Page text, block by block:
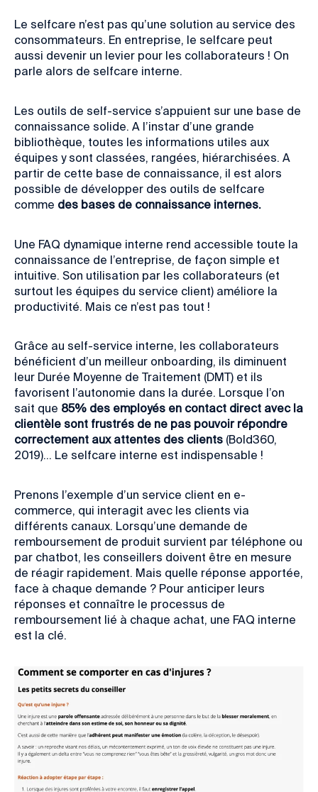
Le selfcare n’est pas qu’une solution au service des
consommateurs. En entreprise, le selfcare peut
aussi devenir un levier pour les collaborateurs ! On
parle alors de selfcare interne.
Les outils de self-service s’appuient sur une base de
connaissance solide. A l’instar d’une grande
bibliothèque, toutes les informations utiles aux
équipes y sont classées, rangées, hiérarchisées. A
partir de cette base de connaissance, il est alors
possible de développer des outils de selfcare
comme des bases de connaissance internes.
Une FAQ dynamique interne rend accessible toute la
connaissance de l’entreprise, de façon simple et
intuitive. Son utilisation par les collaborateurs (et
surtout les équipes du service client) améliore la
productivité. Mais ce n’est pas tout !
Grâce au self-service interne, les collaborateurs
bénéficient d’un meilleur onboarding, ils diminuent
leur Durée Moyenne de Traitement (DMT) et ils
favorisent l’autonomie dans la durée. Lorsque l’on
sait que 85% des employés en contact direct avec la
clientèle sont frustrés de ne pas pouvoir répondre
correctement aux attentes des clients (Bold360,
2019)... Le selfcare interne est indispensable !
Prenons l’exemple d’un service client en e-
commerce, qui interagit avec les clients via
différents canaux. Lorsqu’une demande de
remboursement de produit survient par téléphone ou
par chatbot, les conseillers doivent être en mesure
de réagir rapidement. Mais quelle réponse apportée,
face à chaque demande ? Pour anticiper leurs
réponses et connaître le processus de
remboursement lié à chaque achat, une FAQ interne
est la clé.